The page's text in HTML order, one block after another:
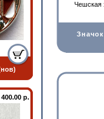
400.00 р.
Чешская